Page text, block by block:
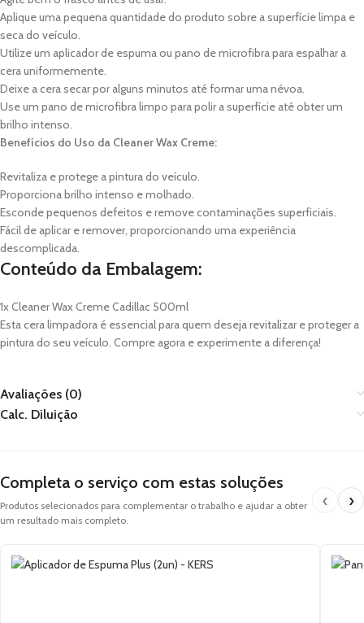
Aplique uma pequena quantidade do produto sobre a superfície limpa e
seca do veículo.
Utilize um aplicador de espuma ou pano de microfibra para espalhar a
cera uniformemente.
Deixe a cera secar por alguns minutos até formar uma névoa.
Use um pano de microfibra limpo para polir a superfície até obter um
brilho intenso.
Benefícios do Uso da Cleaner Wax Creme:
Revitaliza e protege a pintura do veículo.
Proporciona brilho intenso e molhado.
Esconde pequenos defeitos e remove contaminações superficiais.
Fácil de aplicar e remover, proporcionando uma experiência
descomplicada.
Conteúdo da Embalagem:
1x Cleaner Wax Creme Cadillac 500ml
Esta cera limpadora é essencial para quem deseja revitalizar e proteger a
pintura do seu veículo. Compre agora e experimente a diferença!
Avaliações (0)
Calc. Diluição
Completa o serviço com estas soluções
Produtos selecionados para complementar o trabalho e ajudar a obter
um resultado mais completo.
‹ ›